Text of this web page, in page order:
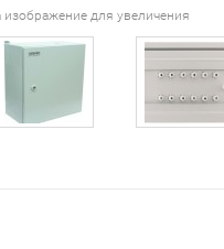
для увеличения